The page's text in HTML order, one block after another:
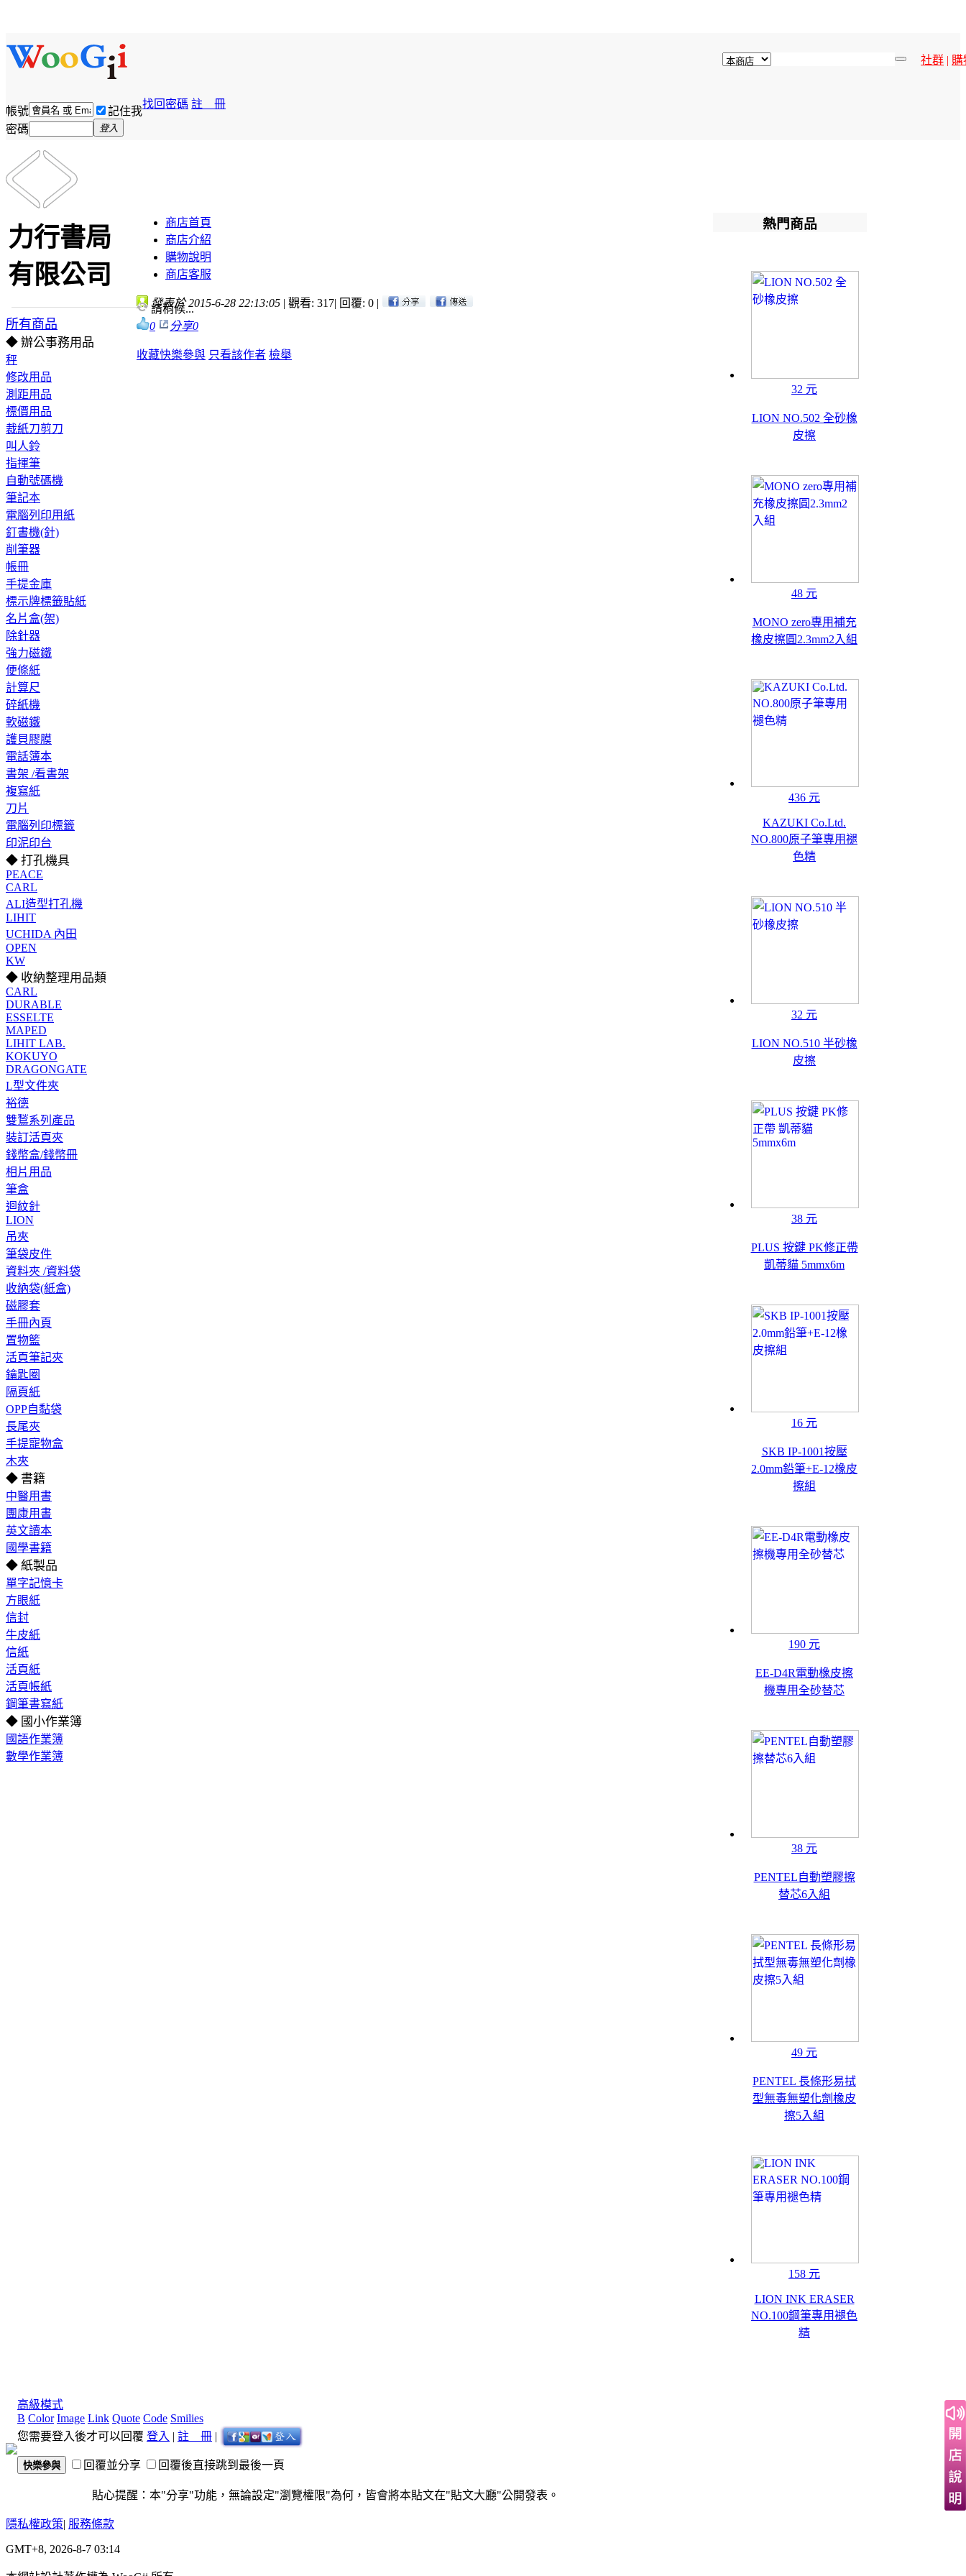
社群 | 購
帳號 記住我
找回密碼 註 冊
密碼 登入
力行書局
有限公司
所有商品
◆ 辦公事務用品
秤
修改用品
測距用品
標價用品
裁紙刀剪刀
叫人鈴
指揮筆
自動號碼機
筆記本
電腦列印用紙
釘書機(針)
削筆器
帳冊
手提金庫
標示牌標籤貼紙
名片盒(架)
除針器
強力磁鐵
便條紙
計算尺
碎紙機
軟磁鐵
護貝膠膜
電話簿本
書架 /看書架
複寫紙
刀片
電腦列印標籤
印泥印台
◆ 打孔機具
PEACE
CARL
ALI造型打孔機
LIHIT
UCHIDA 內田
OPEN
KW
◆ 收納整理用品類
CARL
DURABLE
ESSELTE
MAPED
LIHIT LAB.
KOKUYO
DRAGONGATE
L型文件夾
裕德
雙鶖系列產品
裝訂活頁夾
錢幣盒/錢幣冊
相片用品
筆盒
迴紋針
LION
吊夾
筆袋皮件
資料夾 /資料袋
收納袋(紙盒)
磁膠套
手冊內頁
置物籃
活頁筆記夾
鑰匙圈
隔頁紙
OPP自黏袋
長尾夾
手提寵物盒
木夾
◆ 書籍
中醫用書
團康用書
英文讀本
國學書籍
◆ 紙製品
單字記憶卡
方眼紙
信封
牛皮紙
信紙
活頁紙
活頁帳紙
鋼筆書寫紙
◆ 國小作業簿
國語作業簿
數學作業簿
商店首頁
商店介紹
購物說明
商店客服
發表於 2015-6-28 22:13:05 | 觀看: 317| 回覆: 0 |
請稍候...
0
分享0
收藏快樂參與 只看該作者 檢舉
熱門商品
32 元
LION NO.502 全砂橡
皮擦
48 元
MONO zero專用補充
橡皮擦圓2.3mm2入組
436 元
KAZUKI Co.Ltd.
NO.800原子筆專用褪
色精
32 元
LION NO.510 半砂橡
皮擦
38 元
PLUS 按鍵 PK修正帶
凱蒂貓 5mmx6m
16 元
SKB IP-1001按壓
2.0mm鉛筆+E-12橡皮
擦組
190 元
EE-D4R電動橡皮擦
機專用全砂替芯
38 元
PENTEL自動塑膠擦
替芯6入組
49 元
PENTEL 長條形易拭
型無毒無塑化劑橡皮
擦5入組
158 元
LION INK ERASER
NO.100鋼筆專用褪色
精
高級模式
B Color Image Link Quote Code Smilies
您需要登入後才可以回覆 登入 | 註 冊 |
快樂參與 回覆並分享 回覆後直接跳到最後一頁
貼心提醒：本"分享"功能，無論設定"瀏覽權限"為何，皆會將本貼文在"貼文大廳"公開發表。
隱私權政策| 服務條款
GMT+8, 2026-8-7 03:14